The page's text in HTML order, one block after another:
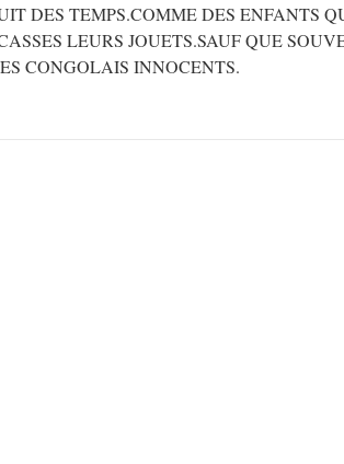
DES TEMPS.COMME DES ENFANTS
LEURS JOUETS.SAUF QUE
CONGOLAIS INNOCENTS.